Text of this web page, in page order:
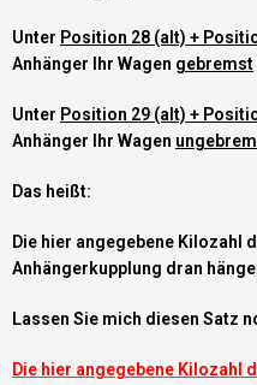
Unter Position 28 (alt) +
Anhänger Ihr Wagen gebremst
Unter Position 29 (alt) +
Anhänger Ihr Wagen
Das heißt:
Die hier angegebene Kilozahl
Anhängerkupplung dran
Lassen Sie mich diesen Satz
Die hier angegebene Kilozahl